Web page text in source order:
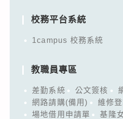
校務平台系統
1campus 校務系統
教職員專區
差勤系統 公文簽核
網路請購(備用)
維修
場地借用申請單
基隆